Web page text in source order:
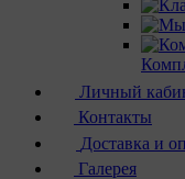
Личный
Контакты
Доставка и
Галерея